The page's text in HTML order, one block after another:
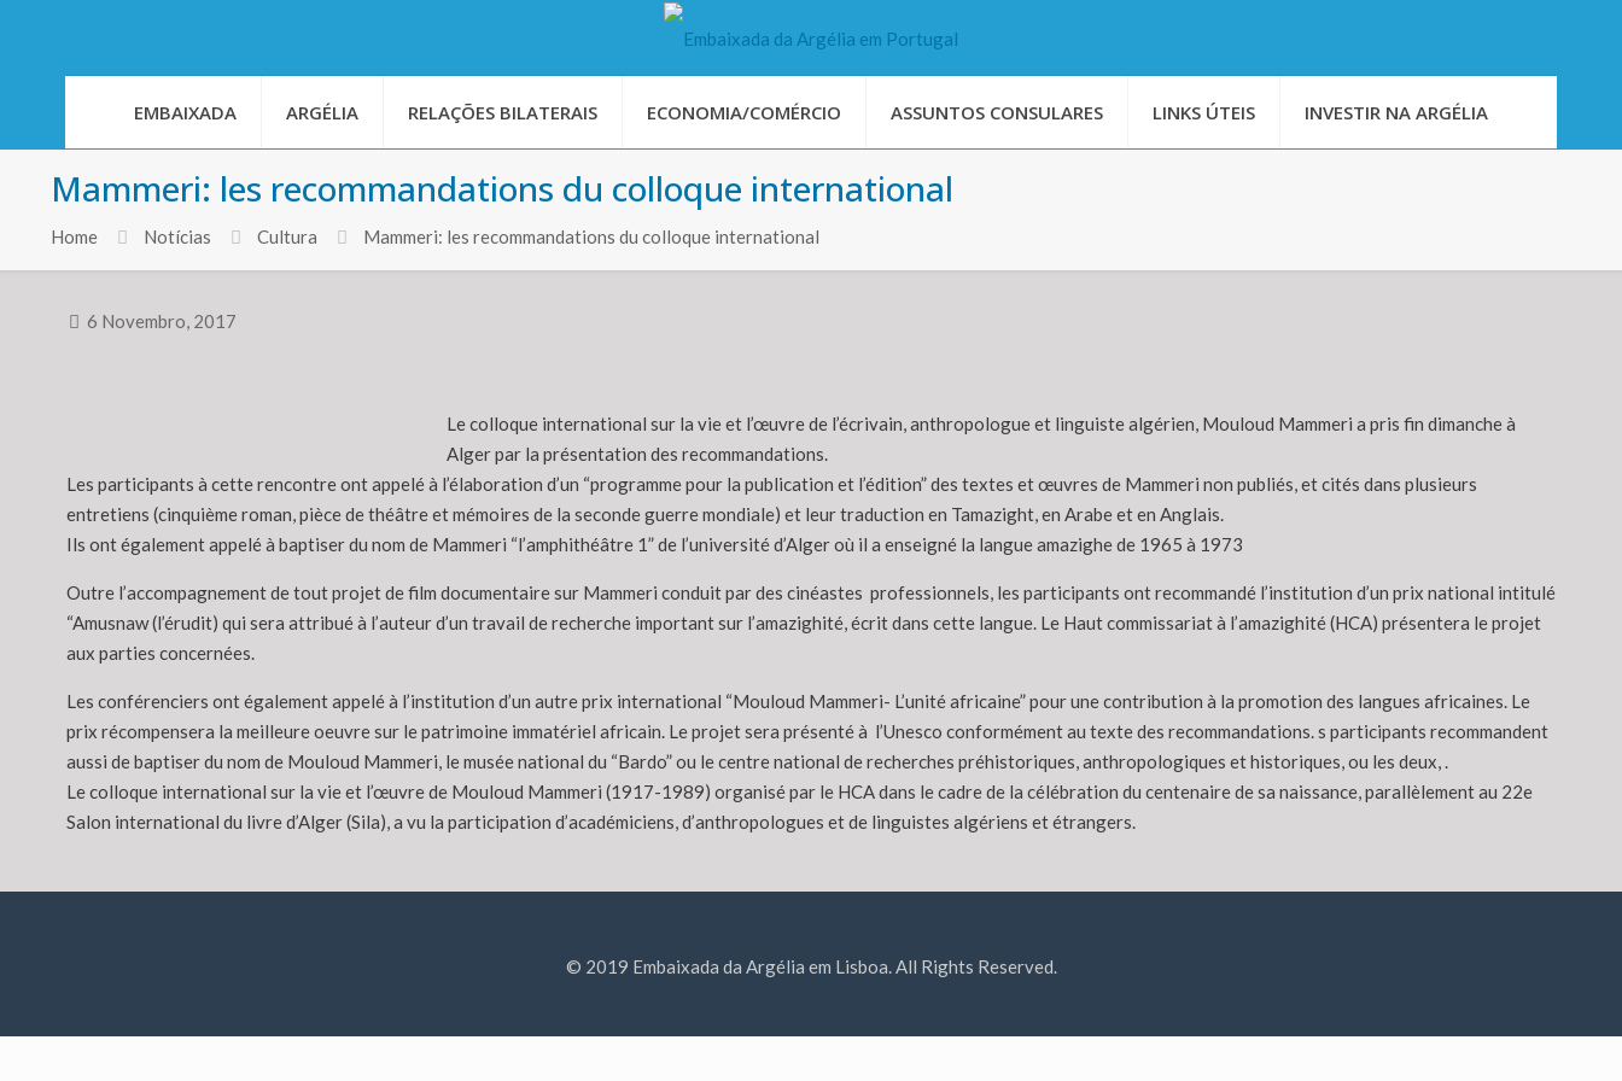
EMBAIXADA ARGÉLIA RELAÇÕES BILATERAIS ECONOMIA/COMÉRCIO ASSUNTOS CONSULARES LINKS ÚTEIS INVESTIR NA ARGÉLIA
Mammeri: les recommandations du colloque international
Home Notícias Cultura Mammeri: les recommandations du colloque international
6 Novembro, 2017
Le colloque international sur la vie et l’œuvre de l’écrivain, anthropologue et linguiste algérien, Mouloud Mammeri a pris fin dimanche à
Alger par la présentation des recommandations.
Les participants à cette rencontre ont appelé à l’élaboration d’un “programme pour la publication et l’édition” des textes et œuvres de Mammeri non publiés, et cités dans plusieurs
entretiens (cinquième roman, pièce de théâtre et mémoires de la seconde guerre mondiale) et leur traduction en Tamazight, en Arabe et en Anglais.
Ils ont également appelé à baptiser du nom de Mammeri “l’amphithéâtre 1” de l’université d’Alger où il a enseigné la langue amazighe de 1965 à 1973
Outre l’accompagnement de tout projet de film documentaire sur Mammeri conduit par des cinéastes professionnels, les participants ont recommandé l’institution d’un prix national intitulé
“Amusnaw (l’érudit) qui sera attribué à l’auteur d’un travail de recherche important sur l’amazighité, écrit dans cette langue. Le Haut commissariat à l’amazighité (HCA) présentera le projet
aux parties concernées.
Les conférenciers ont également appelé à l’institution d’un autre prix international “Mouloud Mammeri- L’unité africaine” pour une contribution à la promotion des langues africaines. Le
prix récompensera la meilleure oeuvre sur le patrimoine immatériel africain. Le projet sera présenté à l’Unesco conformément au texte des recommandations. s participants recommandent
aussi de baptiser du nom de Mouloud Mammeri, le musée national du “Bardo” ou le centre national de recherches préhistoriques, anthropologiques et historiques, ou les deux, .
Le colloque international sur la vie et l’œuvre de Mouloud Mammeri (1917-1989) organisé par le HCA dans le cadre de la célébration du centenaire de sa naissance, parallèlement au 22e
Salon international du livre d’Alger (Sila), a vu la participation d’académiciens, d’anthropologues et de linguistes algériens et étrangers.
© 2019 Embaixada da Argélia em Lisboa. All Rights Reserved.